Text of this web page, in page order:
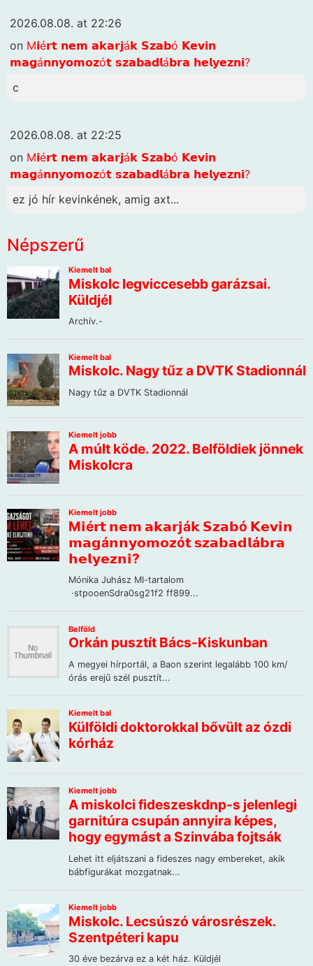
2026.08.08. at 22:26
on M𝗶é𝗿𝘁 𝗻𝗲𝗺 𝗮𝗸𝗮𝗿𝗷á𝗸 𝗦𝘇𝗮𝗯ó 𝗞𝗲𝘃𝗶𝗻
𝗺𝗮𝗴á𝗻𝗻𝘆𝗼𝗺𝗼𝘇ó𝘁 𝘀𝘇𝗮𝗯𝗮𝗱𝗹á𝗯𝗿𝗮 𝗵𝗲𝗹𝘆𝗲𝘇𝗻𝗶?
c
2026.08.08. at 22:25
on M𝗶é𝗿𝘁 𝗻𝗲𝗺 𝗮𝗸𝗮𝗿𝗷á𝗸 𝗦𝘇𝗮𝗯ó 𝗞𝗲𝘃𝗶𝗻
𝗺𝗮𝗴á𝗻𝗻𝘆𝗼𝗺𝗼𝘇ó𝘁 𝘀𝘇𝗮𝗯𝗮𝗱𝗹á𝗯𝗿𝗮 𝗵𝗲𝗹𝘆𝗲𝘇𝗻𝗶?
ez jó hír kevinkének, amig axt...
Népszerű